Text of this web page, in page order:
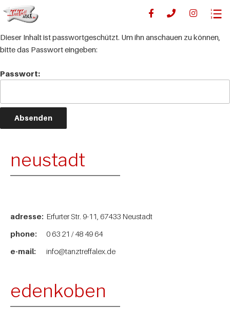
Dieser Inhalt ist passwortgeschützt. Um ihn anschauen zu können,
bitte das Passwort eingeben:
Passwort:
neustadt
adresse: Erfurter Str. 9-11, 67433 Neustadt
phone:
0 63 21 / 48 49 64
e-mail:
info@tanztreffalex.de
edenkoben